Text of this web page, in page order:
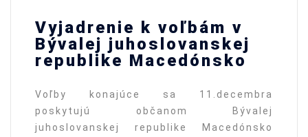
Vyjadrenie k voľbám v
Bývalej juhoslovanskej
republike Macedónsko
Voľby konajúce sa 11.decembra
poskytujú občanom Bývalej
juhoslovanskej republike Macedónsko